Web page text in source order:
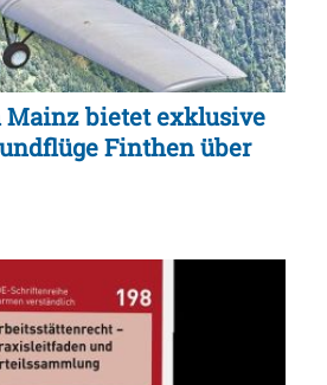
bietet exklusive
Finthen über